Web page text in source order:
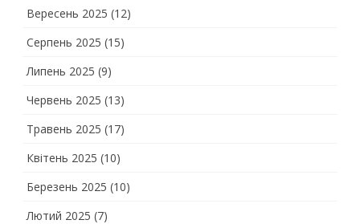
Вересень 2025 (12)
Серпень 2025 (15)
Липень 2025 (9)
Червень 2025 (13)
Травень 2025 (17)
Квітень 2025 (10)
Березень 2025 (10)
Лютий 2025 (7)